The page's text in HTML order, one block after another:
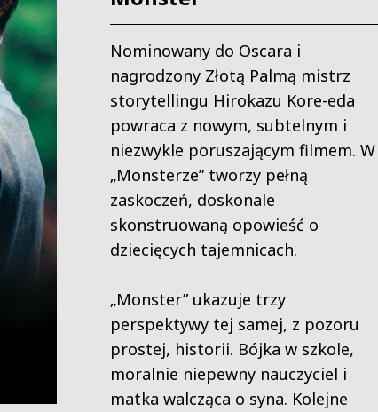
Nominowany do Oscara i
nagrodzony Złotą Palmą mistrz
storytellingu Hirokazu Kore-eda
powraca z nowym, subtelnym i
niezwykle poruszającym filmem. W
„Monsterze” tworzy pełną
zaskoczeń, doskonale
skonstruowaną opowieść o
dziecięcych tajemnicach.
„Monster” ukazuje trzy
perspektywy tej samej, z pozoru
prostej, historii. Bójka w szkole,
moralnie niepewny nauczyciel i
matka walcząca o syna. Kolejne